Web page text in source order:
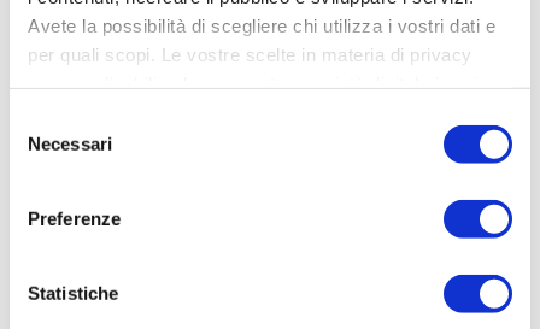
Avete la possibilità di scegliere chi utilizza i vostri dati e
per quali scopi. Le vostre scelte in materia di privacy
revocare il proprio consenso in qualsiasi momento dalla
Dichiarazione sui cookie o facendo clic sull'icona di
e imposta le tue preferenze nella
sezione dettagli. Puoi
modificare o ritirare il tuo consenso in qualsiasi momento
delNecessari
Preferenze
Statistiche
Tour.